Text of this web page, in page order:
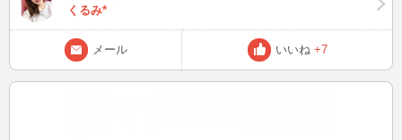
くるみ*
メール いいね +7